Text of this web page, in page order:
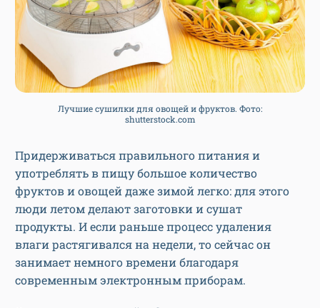
Лучшие сушилки для овощей и фруктов. Фото:
shutterstock.com
Придерживаться правильного питания и
употреблять в пищу большое количество
фруктов и овощей даже зимой легко: для этого
люди летом делают заготовки и сушат
продукты. И если раньше процесс удаления
влаги растягивался на недели, то сейчас он
занимает немного времени благодаря
современным электронным приборам.